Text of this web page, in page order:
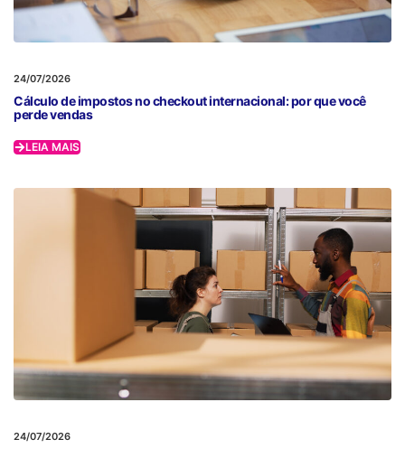
24/07/2026
Cálculo de impostos no checkout internacional: por que você
perde vendas
LEIA MAIS
24/07/2026